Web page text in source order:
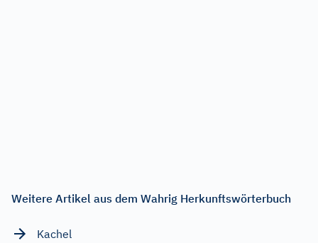
Weitere Artikel aus dem Wahrig Herkunftswörterbuch
Kachel